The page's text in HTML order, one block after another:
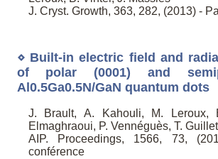
J. Cryst. Growth, 363, 282, (2013) -
⋄ Built-in electric field and
of polar (0001) and
Al0.5Ga0.5N/GaN quantum dots
J. Brault, A. Kahouli, M. Leroux,
Elmaghraoui, P. Vennéguès, T.
AIP. Proceedings, 1566, 73,
conférence